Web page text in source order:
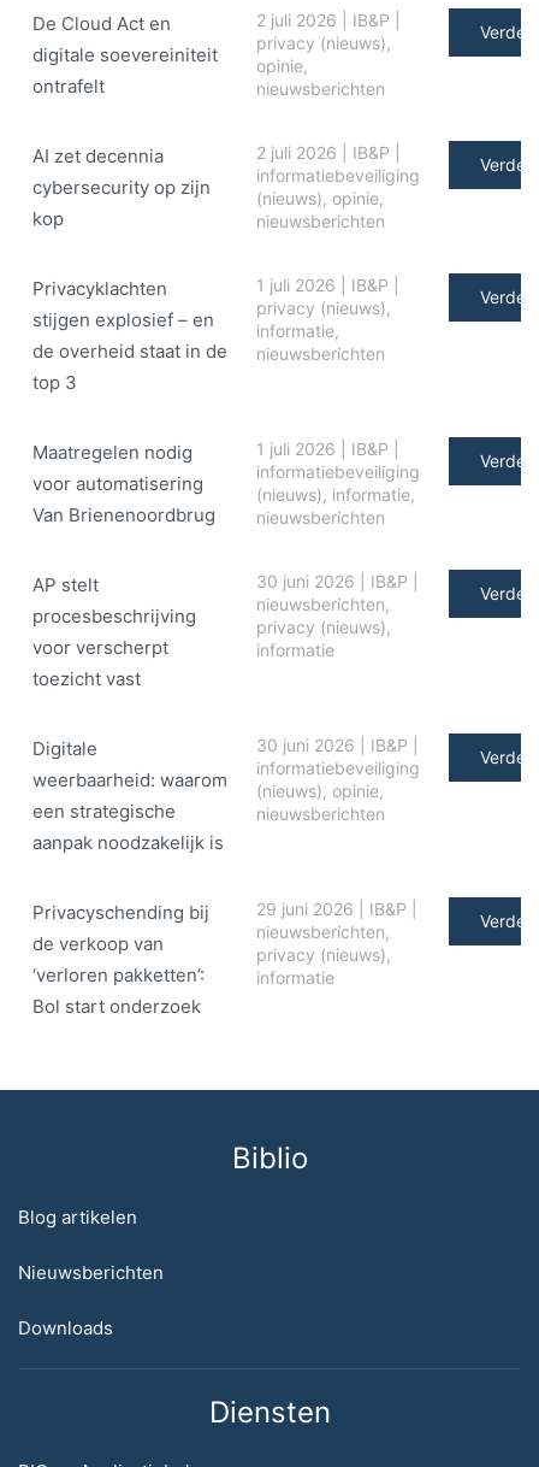
De Cloud Act en
digitale soe­ve­rei­ni­teit
ontrafelt
2 juli 2026 IB&P
privacy (nieuws),
opinie,
nieuwsberichten
Verder
AI zet decennia
cybersecurity op zijn
kop
2 juli 2026 IB&P
informatiebeveiliging
(nieuws), opinie,
nieuwsberichten
Verder
Privacyklachten
stijgen explosief – en
de overheid staat in de
top 3
1 juli 2026 IB&P
privacy (nieuws),
informatie,
nieuwsberichten
Verder
Maatregelen nodig
voor automatisering
Van Brienenoordbrug
1 juli 2026 IB&P
informatiebeveiliging
(nieuws), informatie,
nieuwsberichten
Verder
AP stelt
procesbeschrijving
voor verscherpt
toezicht vast
30 juni 2026 IB&P
nieuwsberichten,
privacy (nieuws),
informatie
Verder
Digitale
weerbaarheid: waarom
een strategische
aanpak noodzakelijk is
30 juni 2026 IB&P
informatiebeveiliging
(nieuws), opinie,
nieuwsberichten
Verder
Privacyschending bij
de verkoop van
‘verloren pakketten’:
Bol start onderzoek
29 juni 2026 IB&P
nieuwsberichten,
privacy (nieuws),
informatie
Verder
Biblio
Blog artikelen
Nieuwsberichten
Downloads
Diensten